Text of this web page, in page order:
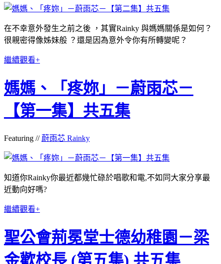
在不幸意外發生之前之後 ，其實Rainky 與媽媽關係是如何？
很親密得像姊妹般 ？還是因為意外令你有所轉變呢？
繼續觀看+
媽媽、「疼妳」－蔚雨芯－
【第一集】共五集
Featuring // 蔚雨芯 Rainky
知道你Rainky你最近都幾忙碌於唱歌和電,不如同大家分享最
近動向好嗎?
繼續觀看+
聖公會荊冕堂士德幼稚園－梁
金歡校長 (第五集) 共五集